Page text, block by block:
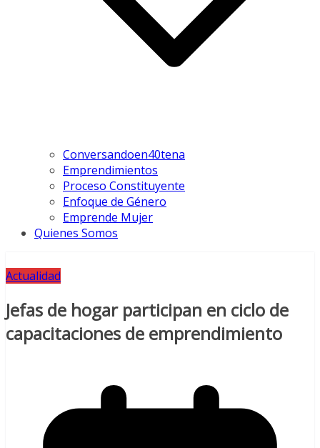
Conversandoen40tena
Emprendimientos
Proceso Constituyente
Enfoque de Género
Emprende Mujer
Quienes Somos
Actualidad
Jefas de hogar participan en ciclo de
capacitaciones de emprendimiento